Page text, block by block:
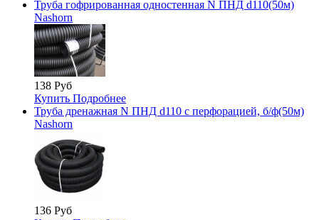
Труба гофрированная одностенная N ПНД d110(50м)
Nashorn
138 Руб
Купить Подробнее
Труба дренажная N ПНД d110 с перфорацией, б/ф(50м)
Nashorn
136 Руб